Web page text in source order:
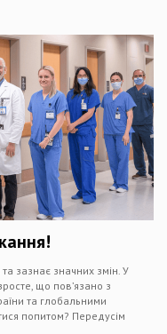
зазнає значних змін. У
що пов’язано з
та глобальними
попитом? Передусім